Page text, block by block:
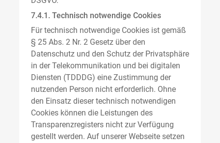
7.4.1. Technisch notwendige Cookies
Für technisch notwendige Cookies ist gemäß
§ 25 Abs. 2 Nr. 2 Gesetz über den
Datenschutz und den Schutz der Privatsphäre
in der Telekommunikation und bei digitalen
Diensten (TDDDG) eine Zustimmung der
nutzenden Person nicht erforderlich. Ohne
den Einsatz dieser technisch notwendigen
Cookies können die Leistungen des
Transparenzregisters nicht zur Verfügung
gestellt werden. Auf unserer Webseite setzen